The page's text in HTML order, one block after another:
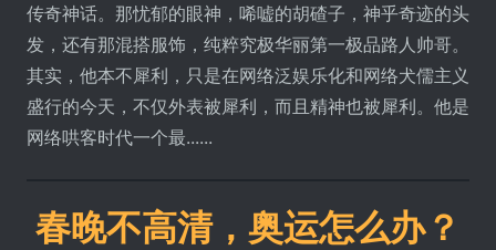
传奇神话。那忧郁的眼神，唏嘘的胡碴子，神乎奇迹的头
发，还有那混搭服饰，纯粹究极华丽第一极品路人帅哥。
其实，他本不犀利，只是在网络泛娱乐化和网络犬儒主义
盛行的今天，不仅外表被犀利，而且精神也被犀利。他是
网络哄客时代一个最......
春晚不高清，奥运怎么办？